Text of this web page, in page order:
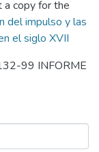
copy for the
del impulso y las
el siglo XVII
99 INFORME